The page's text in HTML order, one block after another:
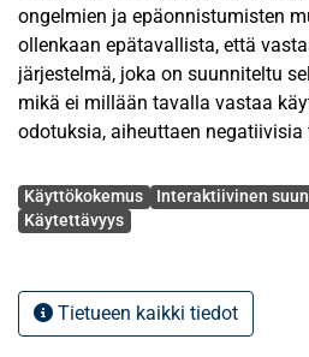
hypothesis is that negative
emotions, but the eventual effect
subjective.
The theoretical framework is
on Interaction Design related
and Affective Design. The
research, and the second part
with an Affective Design based
ongelmien ja epäonnistumisten
ollenkaan epätavallista, että
järjestelmä, joka on suunniteltu
mikä ei millään tavalla vastaa
odotuksia, aiheuttaen
puutteellisen
tunteiden yhteyttä käyttäjään,
lopullinen vaikutus on hyvin
Avainsanat
Käyttökokemus Interaktiivinen
Käytettävyys
Tietueen kaikki tiedot